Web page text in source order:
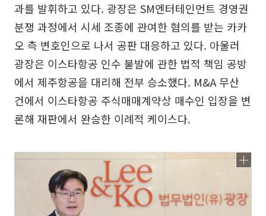
과를 발휘하고 있다. 광장은 SM엔터테인먼트 경영권
분쟁 과정에서 시세 조종에 관여한 혐의를 받는 카카
오 측 변호인으로 나서 공판 대응하고 있다. 아울러
광장은 이스타항공 인수 불발에 관한 법적 책임 공방
에서 제주항공을 대리해 전부 승소했다. M&A 무산
건에서 이스타항공 주식매매계약상 매수인 입장을 변
론해 재판에서 완승한 이례적 케이스다.